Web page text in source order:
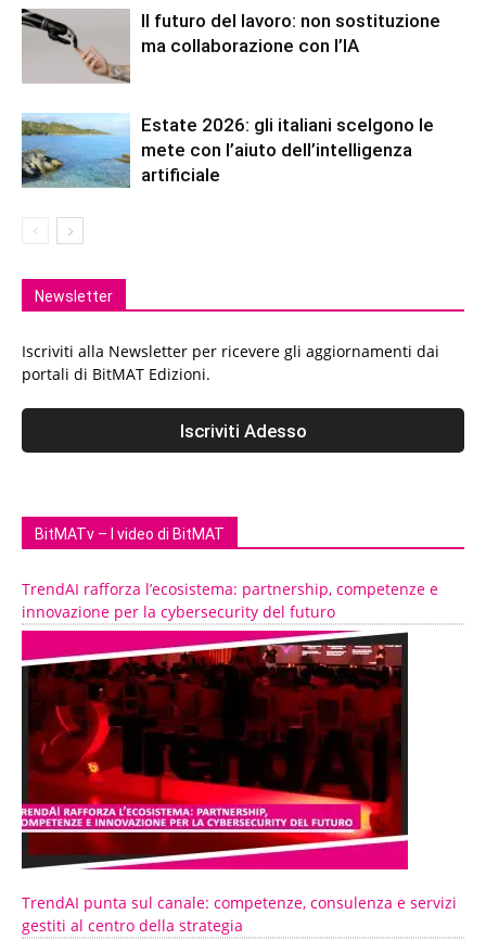
Il futuro del lavoro: non sostituzione
ma collaborazione con l’IA
Estate 2026: gli italiani scelgono le
mete con l’aiuto dell’intelligenza
artificiale
Newsletter
Iscriviti alla Newsletter per ricevere gli aggiornamenti dai
portali di BitMAT Edizioni.
BitMATv – I video di BitMAT
TrendAI rafforza l’ecosistema: partnership, competenze e
innovazione per la cybersecurity del futuro
TrendAI punta sul canale: competenze, consulenza e servizi
gestiti al centro della strategia